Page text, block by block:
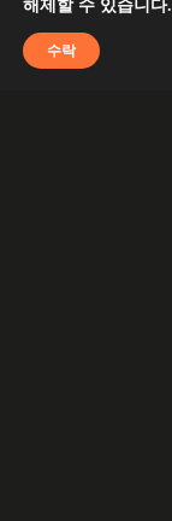
해제할 수 있습니다.
수락